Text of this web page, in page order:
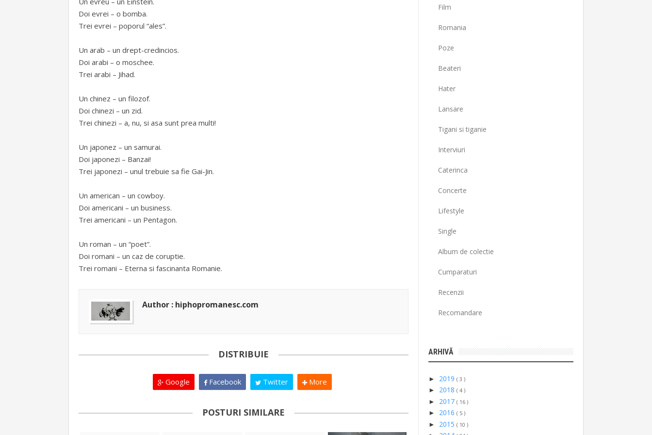
Doi evrei – o bomba.
Trei evrei – poporul “ales”.
Un arab – un drept-credincios.
Doi arabi – o moschee.
Trei arabi – Jihad.
Un chinez – un filozof.
Doi chinezi – un zid.
Trei chinezi – a, nu, si asa sunt prea multi!
Un japonez – un samurai.
Doi japonezi – Banzai!
Trei japonezi – unul trebuie sa fie Gai-Jin.
Un american – un cowboy.
Doi americani – un business.
Trei americani – un Pentagon.
Un roman – un “poet”.
Doi romani – un caz de coruptie.
Trei romani – Eterna si fascinanta Romanie.
Author : hiphopromanesc.com
DISTRIBUIE
Google Facebook Twitter More
POSTURI SIMILARE
Film
Romania
Poze
Beateri
Hater
Lansare
Tigani si tiganie
Interviuri
Caterinca
Concerte
Lifestyle
Single
Album de colectie
Cumparaturi
Recenzii
Recomandare
ARHIVĂ
► 2019 ( 3 )
► 2018 ( 4 )
► 2017 ( 16 )
► 2016 ( 5 )
► 2015 ( 10 )